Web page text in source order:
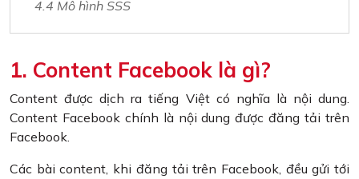
4.4 Mô hình SSS
1. Content Facebook là gì?
Content được dịch ra tiếng Việt có nghĩa là nội dung.
Content Facebook chính là nội dung được đăng tải trên
Facebook.
Các bài content, khi đăng tải trên Facebook, đều gửi tới